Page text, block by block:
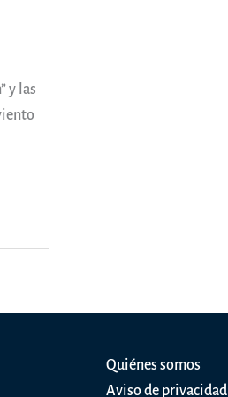
y las
Quiénes somos
Aviso de privacidad